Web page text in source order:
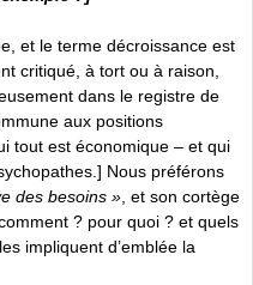
et le terme décroissance est
critiqué, à tort ou à raison,
dans le registre de
aux positions
tout est économique – et qui
Nous préférons
des besoins » , et son cortège
? pour quoi ? et quels
impliquent d’emblée la